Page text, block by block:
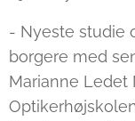
- Nyeste studie
borgere med
Marianne Ledet